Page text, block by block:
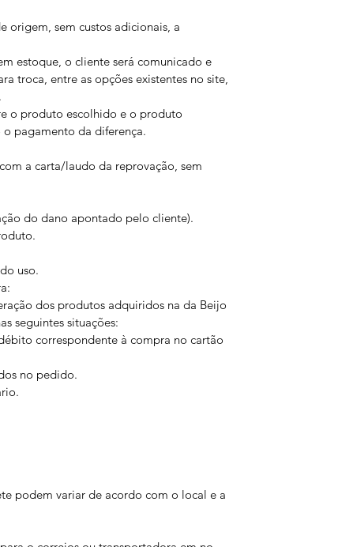
sem custos adicionais, a
estoque, o cliente será comunicado e
troca, entre as opções existentes no site,
o produto escolhido e o produto
pagamento da diferença.
a carta/laudo da reprovação, sem
do dano apontado pelo cliente).
uso.
dos produtos adquiridos na da Beijo
seguintes situações:
correspondente à compra no cartão
no pedido.
podem variar de acordo com o local e a